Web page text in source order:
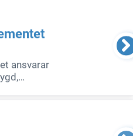
annan
ansvarar
regional